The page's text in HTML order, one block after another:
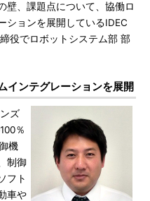
、課題点について、協働ロ
ションを展開しているIDEC
役でロボットシステム部 部
インテグレーションを展開
ズ
％
機
制御
フト
車や